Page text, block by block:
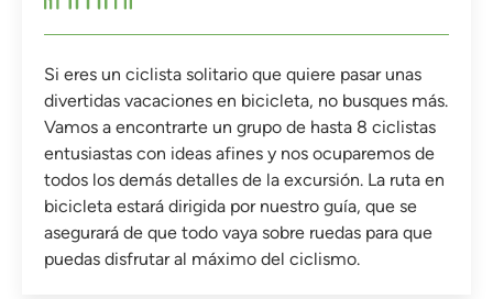
Si eres un ciclista solitario que quiere pasar unas
divertidas vacaciones en bicicleta, no busques más.
Vamos a encontrarte un grupo de hasta 8 ciclistas
entusiastas con ideas afines y nos ocuparemos de
todos los demás detalles de la excursión. La ruta en
bicicleta estará dirigida por nuestro guía, que se
asegurará de que todo vaya sobre ruedas para que
puedas disfrutar al máximo del ciclismo.